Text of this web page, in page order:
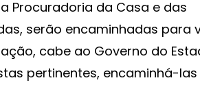
Procuradoria da Casa e das
serão encaminhadas para
cabe ao Governo do
pertinentes, encaminhá-